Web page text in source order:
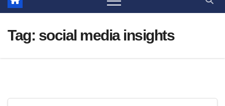
Tag: social media insights